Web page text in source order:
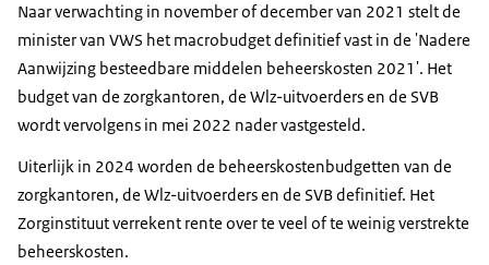
Naar verwachting in november of december van 2021 stelt de
minister van VWS het macrobudget definitief vast in de 'Nadere
Aanwijzing besteedbare middelen beheerskosten 2021'. Het
budget van de zorgkantoren, de Wlz-uitvoerders en de SVB
wordt vervolgens in mei 2022 nader vastgesteld.
Uiterlijk in 2024 worden de beheerskostenbudgetten van de
zorgkantoren, de Wlz-uitvoerders en de SVB definitief. Het
Zorginstituut verrekent rente over te veel of te weinig verstrekte
beheerskosten.